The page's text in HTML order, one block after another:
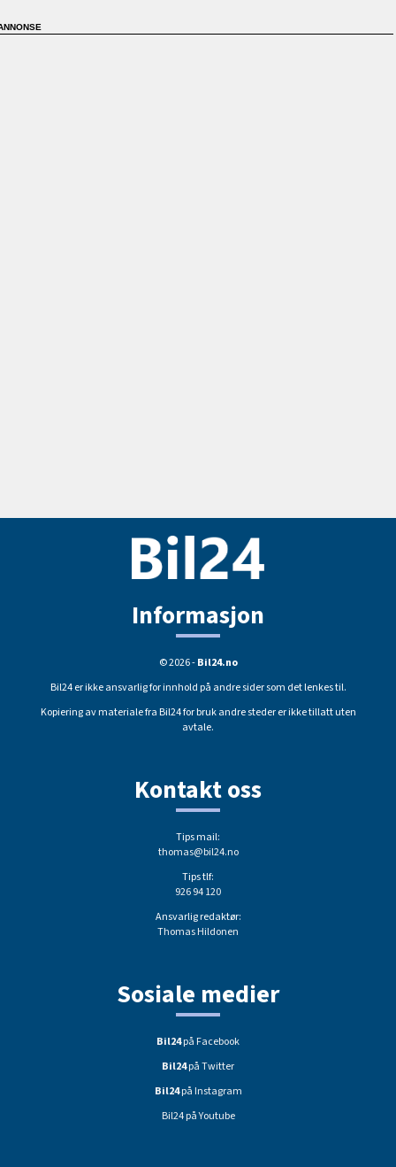
Informasjon
© 2026 -Bil24.no
Bil24 er ikke ansvarlig for innhold på andre sider som det lenkes til.
Kopiering av materiale fra Bil24 for bruk andre steder er ikke tillatt uten
avtale.
Kontakt oss
Tips mail:
thomas@bil24.no
Tips tlf:
926 94 120
Ansvarlig redaktør:
Thomas Hildonen
Sosiale medier
Bil24på Facebook
Bil24på Twitter
Bil24på Instagram
Bil24 på Youtube